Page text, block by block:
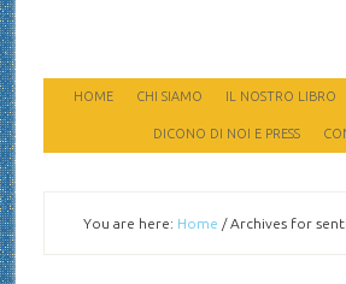
HOME CHI SIAMO IL NOSTRO LIBRO
DICONO DI NOI E PRESS
You are here: Home /Archives for